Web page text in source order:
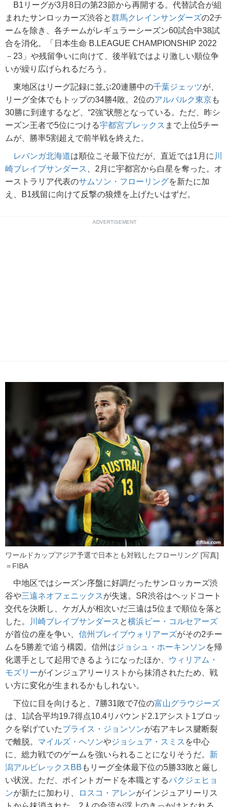
B1リーグが3月8日の第23節から再開する。代替試合が組
まれたサンロッカーズ渋谷と群馬クレインサンダーズの2チ
ームを除き、各チームがレギュラーシーズン60試合中38試
合を消化。「日本生命 B.LEAGUE CHAMPIONSHIP 2022
－23」や残留争いに向けて、後半戦ではより激しい順位争
いが繰り広げられるだろう。
東地区はリーグ記録に並ぶ20連勝中の千葉ジェッツが、
リーグ全体でもトップの34勝4敗。2位のアルバルク東京も
30勝に到達するなど、“2強”状態となっている。ただ、昨シ
ーズン王者で5位につける宇都宮ブレックス まで上位5チー
ムが、勝率5割超えで前半戦を終えた。
レバンガ北海道は順位こそ最下位だが、直近では1月に 川
崎ブレイブサンダース
、2月に宇都宮から白星を奪った。オ
ーストラリア代表のサムソン・フローリングを新たに加
え、B1残留に向けて反撃の狼煙を上げたいはずだ。
ADVERTISEMENT
ワールドカップアジア予選で日本とも対戦したフローリング [写真]
＝FIBA
中地区ではシーズン序盤に好調だったサンロッカーズ渋
谷や三遠ネオフェニックスが失速。SR渋谷はヘッドコート
交代を決断し、ケガ人が相次いだ三遠は5位まで順位を落と
した。
川崎ブレイブサンダース と横浜ビー・コルセアーズ
が首位の座を争い、 信州ブレイブウォリアーズがその2チー
ムを5勝差で追う構図。信州はジョシュ・ホーキンソンを帰
化選手として起用できるようになったほか、
ウィリアム・
モズリーがインジュアリーリストから抹消されたため、戦
い方に変化が生まれるかもしれない。
下位に目を向けると、7勝31敗で7位の富山グラウジーズ
は、1試合平均19.7得点10.4リバウンド2.1アシスト1ブロッ
クを挙げていたブライス・ジョンソンが右アキレス腱断裂
で離脱。 マイルズ・ヘソンやジョシュア・スミス を中心
に、総力戦でのゲームを強いられることになりそうだ。 新
潟アルビレックスBB もリーグ全体最下位の5勝33敗と厳し
い状況。ただ、ポイントガードを本職とするパクジェヒョ
ンが新たに加わり、 ロスコ・アレンがインジュアリーリス